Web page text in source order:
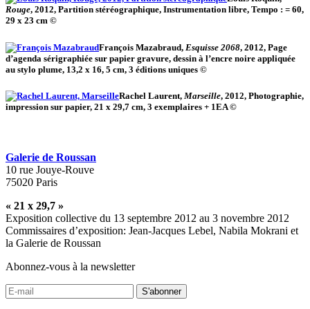
Rouge, 2012, Partition stéréographique, Instrumentation libre, Tempo : = 60,
29 x 23 cm ©
François Mazabraud, Esquisse 2068, 2012, Page
d’agenda sérigraphiée sur papier gravure, dessin à l’encre noire appliquée
au stylo plume, 13,2 x 16, 5 cm, 3 éditions uniques ©
Rachel Laurent, Marseille, 2012, Photographie,
impression sur papier, 21 x 29,7 cm, 3 exemplaires + 1EA ©
Galerie de Roussan
10 rue Jouye-Rouve
75020 Paris
« 21 x 29,7 »
Exposition collective du 13 septembre 2012 au 3 novembre 2012
Commissaires d’exposition: Jean-Jacques Lebel, Nabila Mokrani et
la Galerie de Roussan
Abonnez-vous à la newsletter